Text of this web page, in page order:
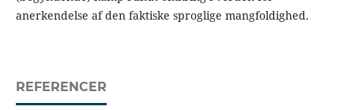
anerkendelse af den faktiske sproglige mangfoldighed.
REFERENCER